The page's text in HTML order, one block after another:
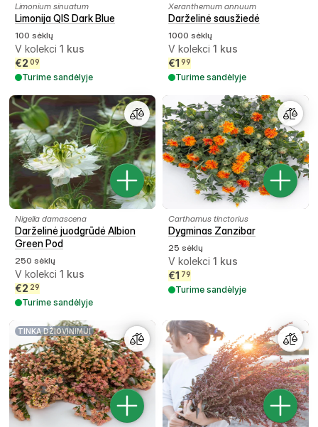
Limonium sinuatum
Limonija QIS Dark Blue
100 sėklų
V kolekci 1 kus
€2 09
Turime sandėlyje
Xeranthemum annuum
Darželinė sausžiedė
1000 sėklų
V kolekci 1 kus
€1 99
Turime sandėlyje
Nigella damascena
Darželinė juodgrūdė Albion
Green Pod
250 sėklų
V kolekci 1 kus
€2 29
Turime sandėlyje
Carthamus tinctorius
Dygminas Zanzibar
25 sėklų
V kolekci 1 kus
€1 79
Turime sandėlyje
TINKA DŽIOVINIMUI